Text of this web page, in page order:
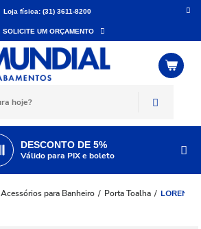
Loja física: (31) 3611-8200
SOLICITE UM ORÇAMENTO
DESCONTO DE 5%
Válido para PIX e boleto
Acessórios para Banheiro Porta Toalha